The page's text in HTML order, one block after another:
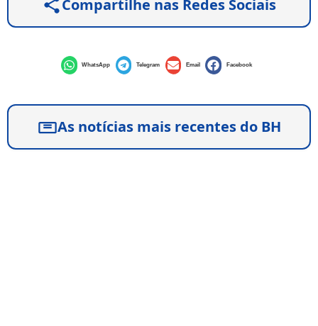
Compartilhe nas Redes Sociais
WhatsApp Telegram Email Facebook
As notícias mais recentes do BH